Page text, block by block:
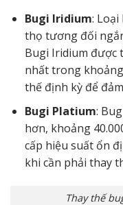
Bugi Iridium:
thọ tương đối
Bugi Iridium được
nhất trong
thế định kỳ để
Bugi Platium:
hơn, khoảng
cấp hiệu suất ổn
khi cần phải thay
Thay thế